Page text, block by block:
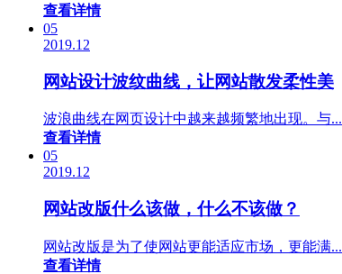
查看详情
05
2019.12
网站设计波纹曲线，让网站散发柔性美
波浪曲线在网页设计中越来越频繁地出现。与...
查看详情
05
2019.12
网站改版什么该做，什么不该做？
网站改版是为了使网站更能适应市场，更能满...
查看详情